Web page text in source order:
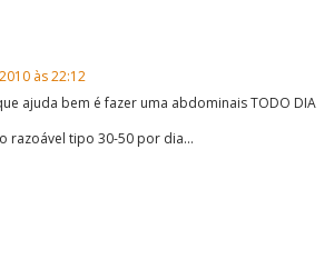
às 22:12
ajuda bem é fazer uma abdominais TODO DIA
razoável tipo 30-50 por dia...